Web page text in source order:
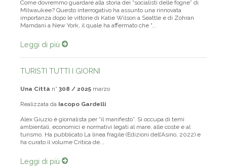
Come dovremmo guardare alla storia dei “socialisti delle fogne” di
Milwaukee? Questo interrogativo ha assunto una rinnovata
importanza dopo le vittorie di Katie Wilson a Seattle e di Zohran
Mamdani a New York, il quale ha affermato che “...
Leggi di più
TURISTI TUTTI I GIORNI
Una Città n° 308 / 2025 marzo
Realizzata da Iacopo Gardelli
Alex Giuzio è giornalista per “il manifesto”. Si occupa di temi
ambientali, economici e normativi legati al mare, alle coste e al
turismo. Ha pubblicato La linea fragile (Edizioni dell’Asino, 2022) e
ha curato il volume Critica de...
Leggi di più